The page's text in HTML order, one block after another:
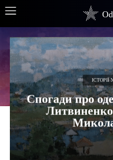
ІСТОРІЇ
Спогади про